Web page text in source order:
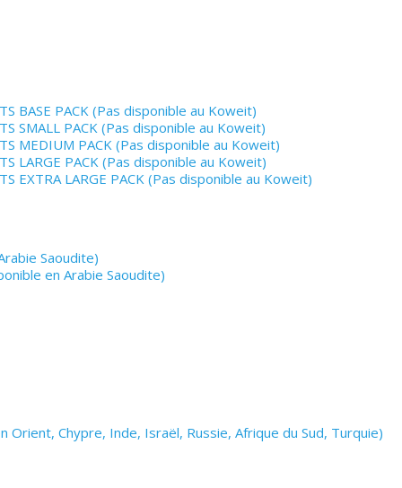
BASE PACK (Pas disponible au Koweit)
SMALL PACK (Pas disponible au Koweit)
MEDIUM PACK (Pas disponible au Koweit)
LARGE PACK (Pas disponible au Koweit)
EXTRA LARGE PACK (Pas disponible au Koweit)
Saoudite)
en Arabie Saoudite)
Orient, Chypre, Inde, Israël, Russie, Afrique du Sud, Turquie)